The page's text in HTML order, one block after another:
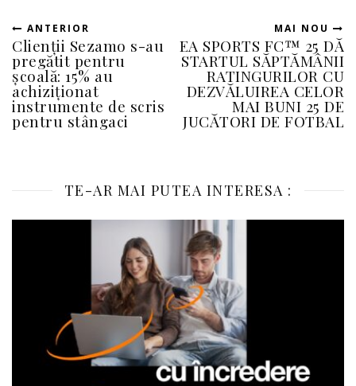
ANTERIOR
Clienții Sezamo s-au
pregătit pentru
școală: 15% au
achiziționat
instrumente de scris
pentru stângaci
MAI NOU
EA SPORTS FC™ 25 DĂ
STARTUL SĂPTĂMÂNII
RATINGURILOR CU
DEZVĂLUIREA CELOR
MAI BUNI 25 DE
JUCĂTORI DE FOTBAL
TE-AR MAI PUTEA INTERESA :